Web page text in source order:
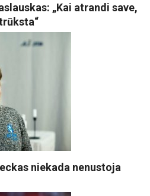
„Kai atrandi save,
niekada nenustoja